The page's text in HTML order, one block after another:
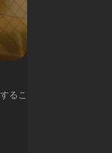
るこ